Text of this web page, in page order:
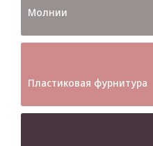
Молнии
Пластиковая фурнитура